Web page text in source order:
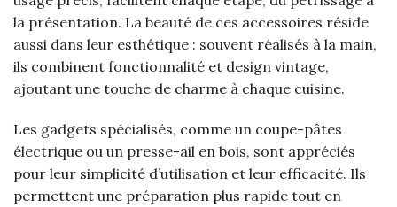
la présentation. La beauté de ces accessoires réside
aussi dans leur esthétique : souvent réalisés à la main,
ils combinent fonctionnalité et design vintage,
ajoutant une touche de charme à chaque cuisine.
Les gadgets spécialisés, comme un coupe-pâtes
électrique ou un presse-ail en bois, sont appréciés
pour leur simplicité d’utilisation et leur efficacité. Ils
permettent une préparation plus rapide tout en